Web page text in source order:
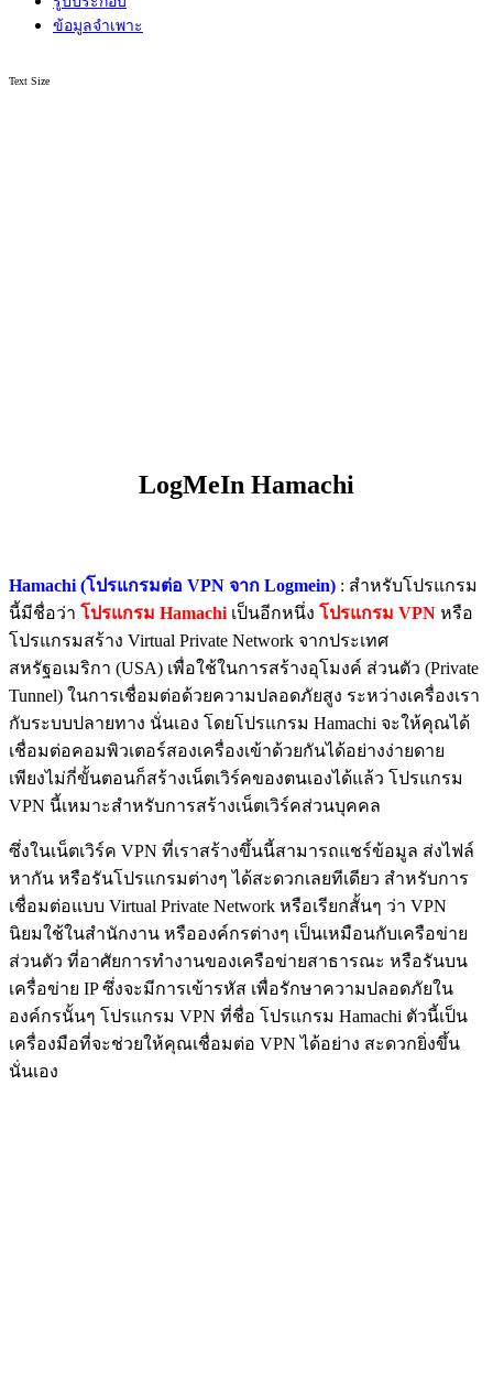
ข้อมูลจำเพาะ
Text Size
LogMeIn Hamachi
Hamachi (โปรแกรมต่อ VPN จาก Logmein) : สำหรับโปรแกรม
นี้มีชื่อว่า โปรแกรม Hamachi เป็นอีกหนึ่ง โปรแกรม VPN หรือ
โปรแกรมสร้าง Virtual Private Network จากประเทศ
สหรัฐอเมริกา (USA) เพื่อใช้ในการสร้างอุโมงค์ ส่วนตัว (Private
Tunnel) ในการเชื่อมต่อด้วยความปลอดภัยสูง ระหว่างเครื่องเรา
กับระบบปลายทาง นั่นเอง โดยโปรแกรม Hamachi จะให้คุณได้
เชื่อมต่อคอมพิวเตอร์สองเครื่องเข้าด้วยกันได้อย่างง่ายดาย
เพียงไม่กี่ขั้นตอนก็สร้างเน็ตเวิร์คของตนเองได้แล้ว โปรแกรม
VPN นี้เหมาะสำหรับการสร้างเน็ตเวิร์คส่วนบุคคล
ซึ่งในเน็ตเวิร์ค VPN ที่เราสร้างขึ้นนี้สามารถแชร์ข้อมูล ส่งไฟล์
หากัน หรือรันโปรแกรมต่างๆ ได้สะดวกเลยทีเดียว สำหรับการ
เชื่อมต่อแบบ Virtual Private Network หรือเรียกสั้นๆ ว่า VPN
นิยมใช้ในสำนักงาน หรือองค์กรต่างๆ เป็นเหมือนกับเครือข่าย
ส่วนตัว ที่อาศัยการทำงานของเครือข่ายสาธารณะ หรือรันบน
เครื่อข่าย IP ซึ่งจะมีการเข้ารหัส เพื่อรักษาความปลอดภัยใน
องค์กรนั้นๆ โปรแกรม VPN ที่ชื่อ โปรแกรม Hamachi ตัวนี้เป็น
เครื่องมือที่จะช่วยให้คุณเชื่อมต่อ VPN ได้อย่าง สะดวกยิ่งขึ้น
นั่นเอง